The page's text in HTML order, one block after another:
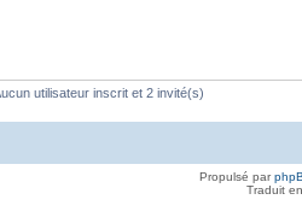
utilisateur inscrit et 2 invité(s)
Propulsé par
Traduit